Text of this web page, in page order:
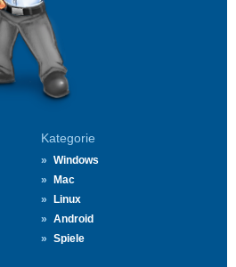
Kategorie
Windows
Mac
Linux
Android
Spiele